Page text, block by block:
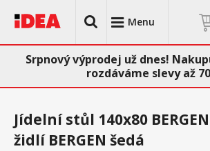
Menu
Srpnový výprodej už dnes!
rozdáváme slevy až
Jídelní stůl 140x80
židlí BERGEN šedá